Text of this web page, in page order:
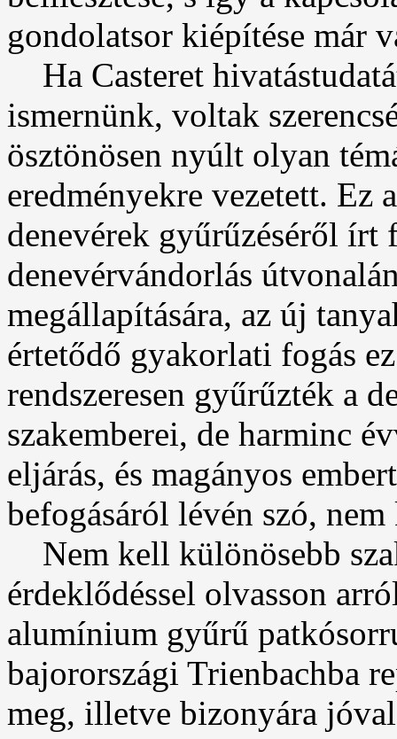
gondolatsor kiépítése már
Ha Casteret
ismernünk, voltak
ösztönösen nyúlt olyan
eredményekre vezetett.
denevérek gyűrűzéséről írt
denevérvándorlás
megállapítására, az új
értetődő gyakorlati fogás
rendszeresen gyűrűzték a
szakemberei, de harminc
eljárás, és magányos
befogásáról lévén szó,
Nem kell különösebb
érdeklődéssel olvasson
alumínium gyűrű
bajorországi Trienbachba
meg, illetve bizonyára